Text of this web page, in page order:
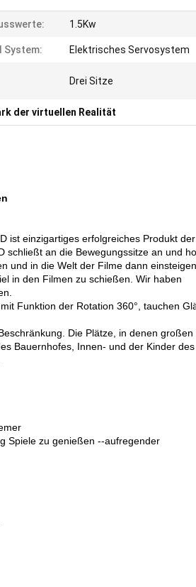
1.5Kw
System: Elektrisches Servosystem
Drei Sitze
der virtuellen Realität
ist einzigartiges erfolgreiches Produkt
schließt an die Bewegungssitze an und
und in die Welt der Filme dann
in den Filmen zu schießen. Wir haben
Funktion der Rotation 360°, tauchen
Die Plätze, in denen großen
Bauernhofes, Innen- und der Kinder des
Spiele zu genießen --aufregender